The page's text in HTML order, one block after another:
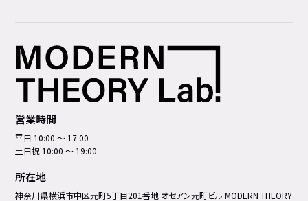
営業時間
平日 10:00 ～ 17:00
土日祝 10:00 ～ 19:00
所在地
神奈川県横浜市中区元町5丁⽬201番地 オセアン元町ビル MODERN THEORY